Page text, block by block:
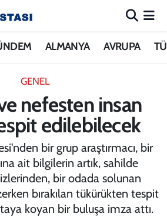
ALMANYA AVRUPA
GENEL
nefesten insan
edilebilecek
bir grup araştırmacı, bir
ait bilgilerin artık, sahilde
izlerinden, bir odada solunan
bırakılan tükürükten tespit
koyan bir buluşa imza attı.
Vakitleri
Durumu ve Fikstür